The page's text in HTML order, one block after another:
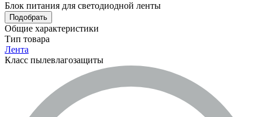
Блок питания для светодиодной ленты
Подобрать
Общие характеристики
Тип товара
Лента
Класс пылевлагозащиты